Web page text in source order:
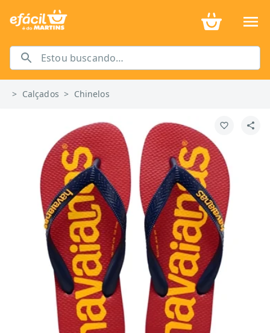
> Calçados > Chinelos